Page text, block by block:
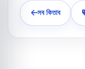
সব কিতাব